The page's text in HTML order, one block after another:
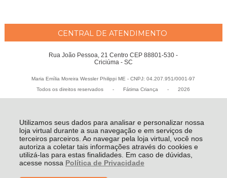
Utilizamos seus dados para analisar e personalizar nossa
loja virtual durante a sua navegação e em serviços de
terceiros parceiros. Ao navegar pela loja virtual, você nos
autoriza a coletar tais informações através do cookies e
utilizá-las para estas finalidades. Em caso de dúvidas,
acesse nossa Política de Privacidade
CENTRAL DE ATENDIMENTO
Rua João Pessoa, 21 Centro CEP 88801-530 -
Criciúma - SC
Maria Emília Moreira Wessler Philippi ME - CNPJ: 04.207.951/0001-97
Todos os direitos reservados
- Fátima Criança - 2026